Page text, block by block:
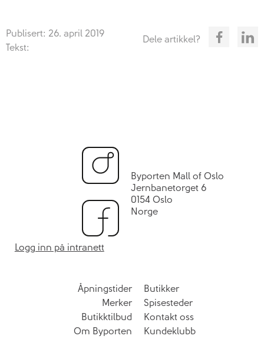
Publisert: 26. april 2019
Tekst:
Dele artikkel?
Byporten Mall of Oslo
Jernbanetorget 6
0154 Oslo
Norge
Logg inn på intranett
Åpningstider
Butikker
Merker
Spisesteder
Butikktilbud
Kontakt oss
Om Byporten
Kundeklubb